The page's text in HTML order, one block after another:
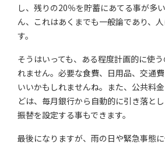
し、残りの20％を貯蓄にあてる事が多
ん、これはあくまでも一般論であり、
す。
そうはいっても、ある程度計画的に使
れません。必要な食費、日用品、交通
いいかもしれませんね。また、公共料
どは、毎月銀行から自動的に引き落と
振替を設定する事もできます。
最後になりますが、雨の日や緊急事態